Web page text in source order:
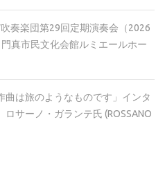
奏楽団第29回定期演奏会（2026
真市民文化会館ルミエールホー
曲は旅のようなものです」インタ
サーノ・ガランテ氏 (ROSSANO